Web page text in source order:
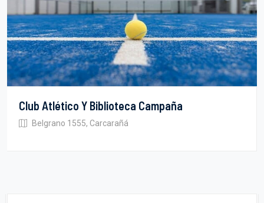
Club Atlético Y Biblioteca Campaña
Belgrano 1555, Carcarañá